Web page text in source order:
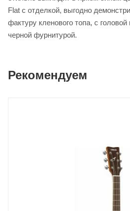
Flat с отделкой, выгодно
фактуру кленового топа, с
черной фурнитурой.
Рекомендуем